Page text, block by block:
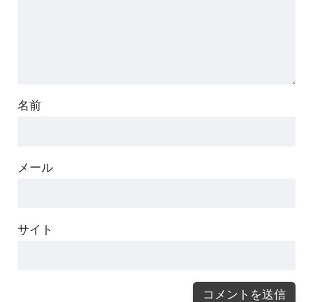
名前
メール
サイト